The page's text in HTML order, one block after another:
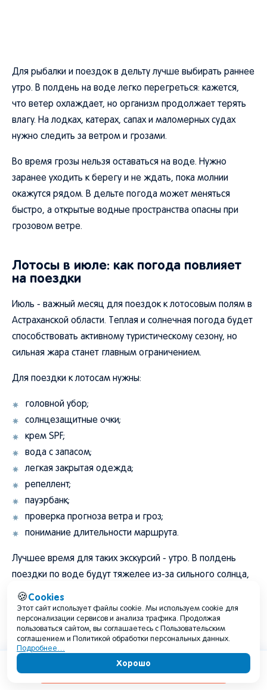
Для рыбалки и поездок в дельту лучше выбирать раннее
утро. В полдень на воде легко перегреться: кажется,
что ветер охлаждает, но организм продолжает терять
влагу. На лодках, катерах, сапах и маломерных судах
нужно следить за ветром и грозами.
Во время грозы нельзя оставаться на воде. Нужно
заранее уходить к берегу и не ждать, пока молнии
окажутся рядом. В дельте погода может меняться
быстро, а открытые водные пространства опасны при
грозовом ветре.
Лотосы в июле: как погода повлияет
на поездки
Июль - важный месяц для поездок к лотосовым полям в
Астраханской области. Теплая и солнечная погода будет
способствовать активному туристическому сезону, но
сильная жара станет главным ограничением.
Для поездки к лотосам нужны:
головной убор;
солнцезащитные очки;
крем SPF;
вода с запасом;
легкая закрытая одежда;
репеллент;
пауэрбанк;
проверка прогноза ветра и гроз;
понимание длительности маршрута.
Лучшее время для таких экскурсий - утро. В полдень
поездки по воде будут тяжелее из-за сильного солнца,
отражения света от воды и риска перегрева. Если
прогнозируются грозы или сильный ветер, экскурсию
лучше перенести.
Баскунчак, соленые озера и степные
маршруты
Содержание
🍪Cookies
Этот сайт использует файлы cookie. Мы используем cookie для
персонализации сервисов и анализа трафика. Продолжая
пользоваться сайтом, вы соглашаетесь с Пользовательским
соглашением и Политикой обработки персональных данных.
Подробнее…
Хорошо